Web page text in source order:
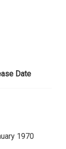
Date
1970